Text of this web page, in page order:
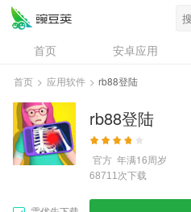
首页 安卓应用
资讯
专题
问答
首页 > 应用软件 > rb88登陆
rb88登陆
官方 年满16周岁
68711次下载